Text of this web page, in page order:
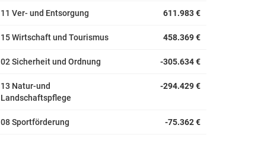
11 Ver- und Entsorgung 611.983 €
15 Wirtschaft und Tourismus 458.369 €
02 Sicherheit und Ordnung -305.634 €
13 Natur-und
Landschaftspflege
-294.429 €
08 Sportförderung -75.362 €